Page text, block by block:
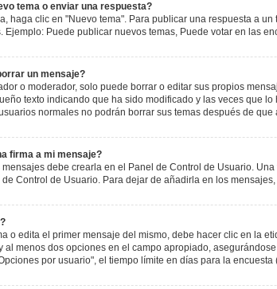
tema o enviar una respuesta?
haga clic en "Nuevo tema". Para publicar una respuesta a
Ejemplo: Puede publicar nuevos temas, Puede votar en las
un mensaje?
o moderador, solo puede borrar o editar sus propios
texto indicando que ha sido modificado y las veces que
normales no podrán borrar sus temas después de
firma a mi mensaje?
mensajes debe crearla en el Panel de Control de Usuario.
Control de Usuario. Para dejar de añadirla en los
o edita el primer mensaje del mismo, debe hacer clic en la
al menos dos opciones en el campo apropiado,
por usuario", el tiempo límite en días para la